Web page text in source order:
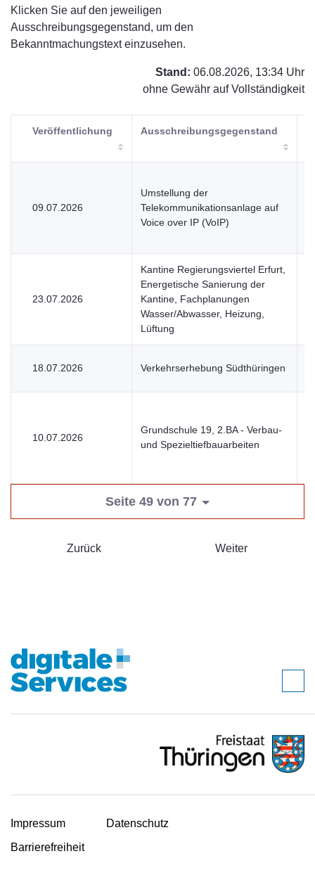
Klicken Sie auf den jeweiligen
Ausschreibungsgegenstand, um den
Bekanntmachungstext einzusehen.
Stand: 06.08.2026, 13:34 Uhr
ohne Gewähr auf Vollständigkeit
Veröffentlichung Ausschreibungsgegenstand
09.07.2026
Umstellung der
Telekommunikationsanlage auf
Voice over IP (VoIP)
23.07.2026
Kantine Regierungsviertel Erfurt,
Energetische Sanierung der
Kantine, Fachplanungen
Wasser/Abwasser, Heizung,
Lüftung
18.07.2026 Verkehrserhebung Südthüringen
10.07.2026
Grundschule 19, 2.BA - Verbau-
und Spezieltiefbauarbeiten
Seite 49 von 77
Zurück Weiter
Impressum
Datenschutz
Barrierefreiheit